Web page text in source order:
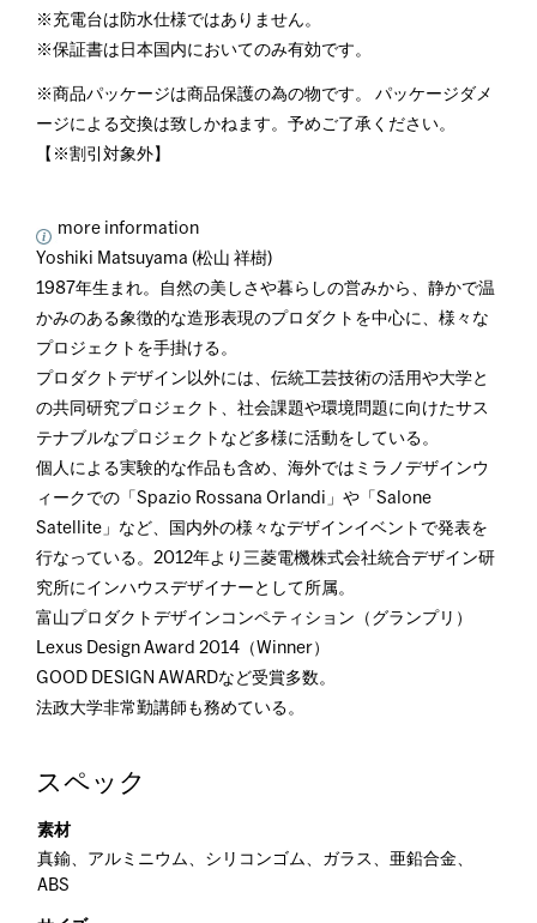
※充電台は防水仕様ではありません。
※保証書は日本国内においてのみ有効です。
※商品パッケージは商品保護の為の物です。 パッケージダメ
ージによる交換は致しかねます。予めご了承ください。
【※割引対象外】
more information
Yoshiki Matsuyama (松山 祥樹)
1987年生まれ。自然の美しさや暮らしの営みから、静かで温
かみのある象徴的な造形表現のプロダクトを中心に、様々な
プロジェクトを手掛ける。
プロダクトデザイン以外には、伝統工芸技術の活用や大学と
の共同研究プロジェクト、社会課題や環境問題に向けたサス
テナブルなプロジェクトなど多様に活動をしている。
個人による実験的な作品も含め、海外ではミラノデザインウ
ィークでの「Spazio Rossana Orlandi」や「Salone
Satellite」など、国内外の様々なデザインイベントで発表を
行なっている。2012年より三菱電機株式会社統合デザイン研
究所にインハウスデザイナーとして所属。
富山プロダクトデザインコンペティション（グランプリ）
Lexus Design Award 2014（Winner）
GOOD DESIGN AWARDなど受賞多数。
法政大学非常勤講師も務めている。
スペック
素材
真鍮、アルミニウム、シリコンゴム、ガラス、亜鉛合金、
ABS